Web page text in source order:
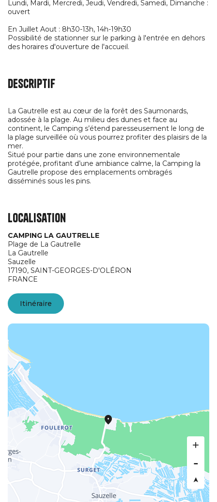
Lundi, Mardi, Mercredi, Jeudi, Vendredi, Samedi, Dimanche :
ouvert
En Juillet Aout : 8h30-13h, 14h-19h30
Possibilité de stationner sur le parking à l'entrée en dehors
des horaires d'ouverture de l'accueil.
Descriptif
La Gautrelle est au cœur de la forêt des Saumonards,
adossée à la plage. Au milieu des dunes et face au
continent, le Camping s’étend paresseusement le long de
la plage surveillée où vous pourrez profiter des plaisirs de la
mer.
Situé pour partie dans une zone environnementale
protégée, profitant d’une ambiance calme, la Camping la
Gautrelle propose des emplacements ombragés
disséminés sous les pins.
Localisation
CAMPING LA GAUTRELLE
Plage de La Gautrelle
La Gautrelle
Sauzelle
17190, SAINT-GEORGES-D'OLÉRON
FRANCE
Itinéraire